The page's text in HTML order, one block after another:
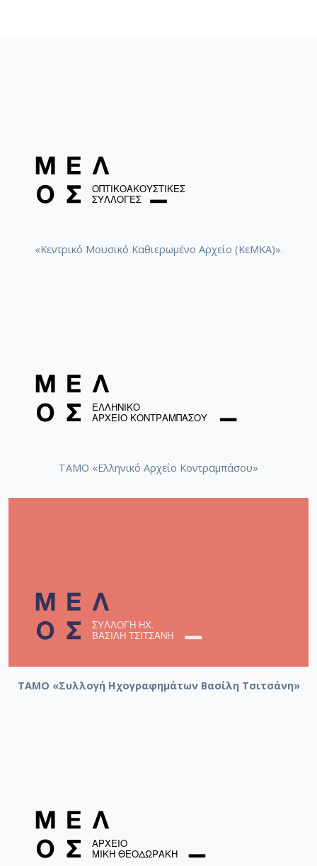
«Κεντρικό Μουσικό Καθιερωμένο Αρχείο (ΚεΜΚΑ)».
ΤΑΜΟ «Ελληνικό Αρχείο Κοντραμπάσου»
ΤΑΜΟ «Συλλογή Ηχογραφημάτων Βασίλη Τσιτσάνη»